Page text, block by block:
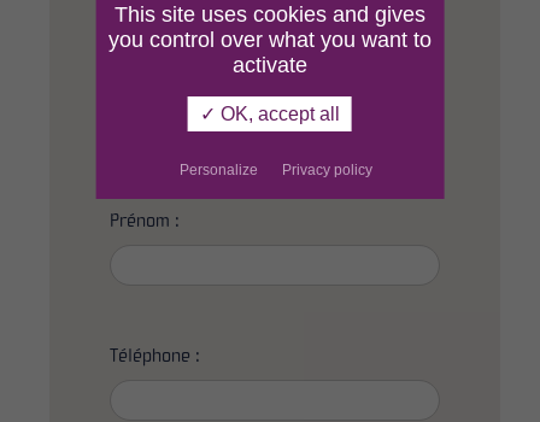
M Mme
Prénom :
Téléphone :
This site uses cookies and gives
you control over what you want to
activate
✓ OK, accept all
Personalize Privacy policy